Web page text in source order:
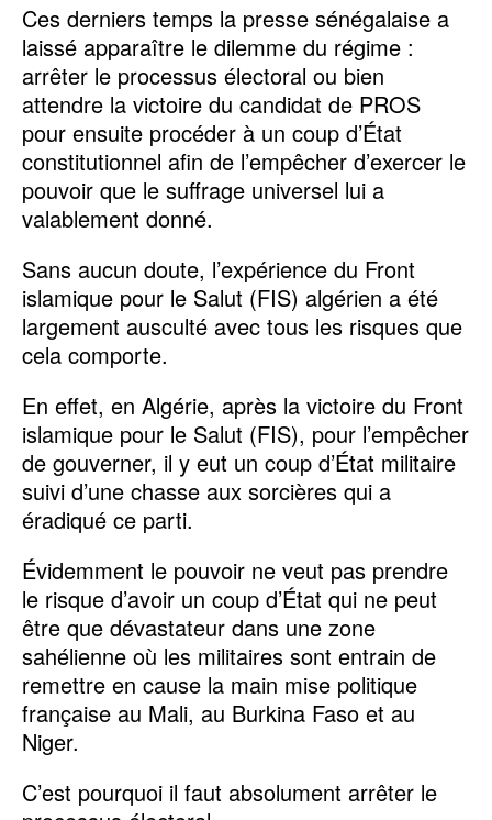
Ces derniers temps la presse sénégalaise a
laissé apparaître le dilemme du régime :
arrêter le processus électoral ou bien
attendre la victoire du candidat de PROS
pour ensuite procéder à un coup d’État
constitutionnel afin de l’empêcher d’exercer le
pouvoir que le suffrage universel lui a
valablement donné.
Sans aucun doute, l’expérience du Front
islamique pour le Salut (FIS) algérien a été
largement ausculté avec tous les risques que
cela comporte.
En effet, en Algérie, après la victoire du Front
islamique pour le Salut (FIS), pour l’empêcher
de gouverner, il y eut un coup d’État militaire
suivi d’une chasse aux sorcières qui a
éradiqué ce parti.
Évidemment le pouvoir ne veut pas prendre
le risque d’avoir un coup d’État qui ne peut
être que dévastateur dans une zone
sahélienne où les militaires sont entrain de
remettre en cause la main mise politique
française au Mali, au Burkina Faso et au
Niger.
C’est pourquoi il faut absolument arrêter le